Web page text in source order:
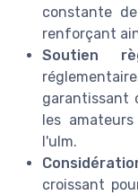
constante
renforçant
Soutien
garantissant
les
l'ulm.
croissant